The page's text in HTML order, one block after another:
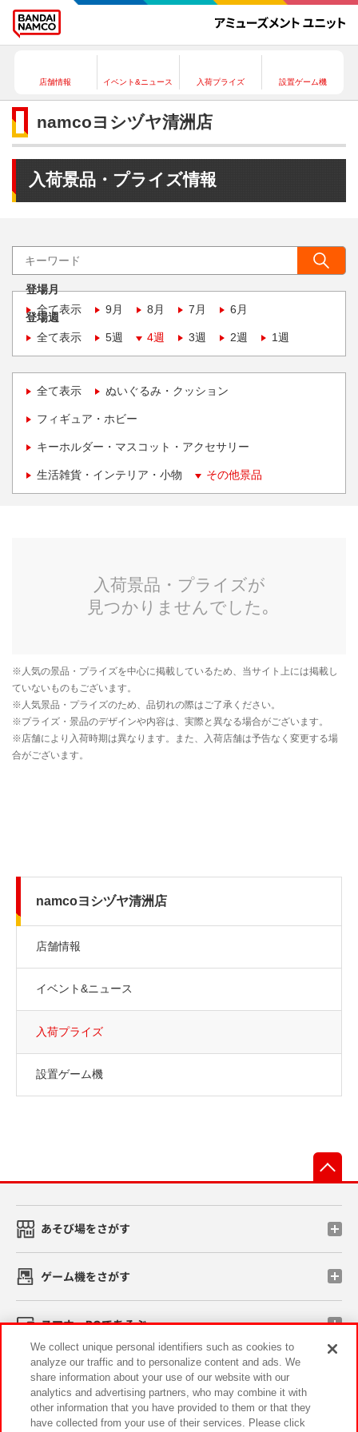
店舗情報 イベント&ニュース 入荷プライズ 設置ゲーム機
namcoヨシヅヤ清洲店
入荷景品・プライズ情報
登場月
全て表示
9月 8月 7月 6月
登場週
全て表示
5週 4週 3週 2週 1週
全て表示 ぬいぐるみ・クッション
フィギュア・ホビー
キーホルダー・マスコット・アクセサリー
生活雑貨・インテリア・小物 その他景品
namcoヨシヅヤ清洲店
店舗情報
イベント&ニュース
入荷プライズ
設置ゲーム機
あそび場をさがす
ゲーム機をさがす
スマホ・PCであそぶ
イベント・キャンペーン
We collect unique personal identifiers such as cookies to
analyze our traffic and to personalize content and ads. We
share information about your use of our website with our
analytics and advertising partners, who may combine it with
other information that you have provided to them or that they
have collected from your use of their services. Please click